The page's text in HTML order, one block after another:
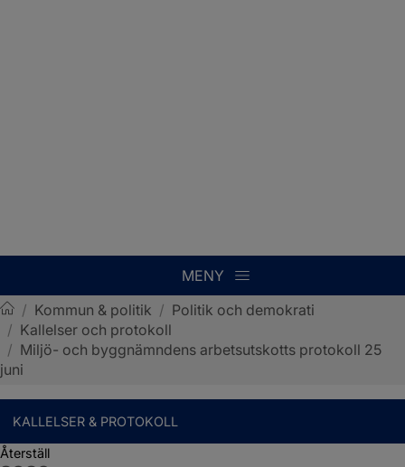
MENY
Sotenäs kommun
/ Kommun & politik / Politik och demokrati
/ Kallelser och protokoll
/ Miljö- och byggnämndens arbetsutskotts protokoll 25
juni
KALLELSER & PROTOKOLL
Återställ